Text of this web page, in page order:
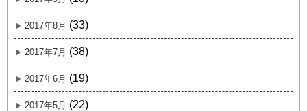
2017年8月 (33)
2017年7月 (38)
2017年6月 (19)
2017年5月 (22)